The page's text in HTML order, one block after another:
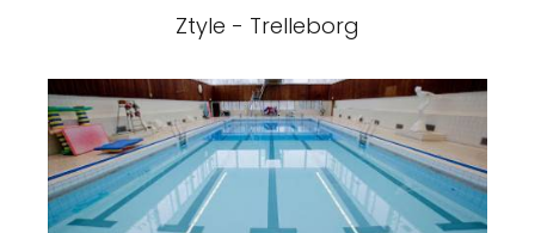
Ztyle - Trelleborg